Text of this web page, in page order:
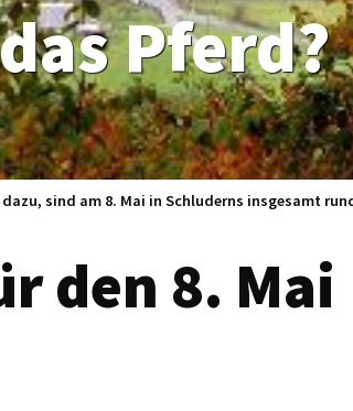
Pferd?
sind am 8. Mai in Schluderns insgesamt
den 8. Mai